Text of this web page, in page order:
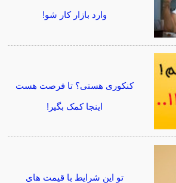
وارد بازار کار شو!
کنکوری هستی؟ تا فرصت هست
اینجا کمک بگیر!
تو این شرایط با قیمت های